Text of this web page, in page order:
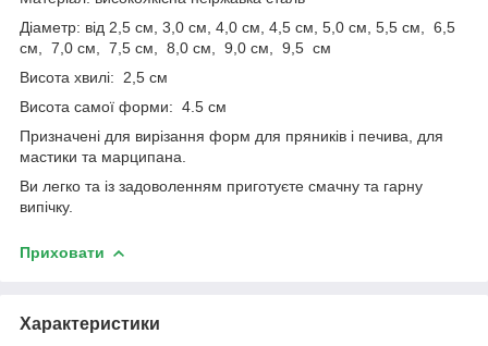
Діаметр: від 2,5 см, 3,0 см, 4,0 см, 4,5 см, 5,0 см, 5,5 см, 6,5
см, 7,0 см, 7,5 см, 8,0 см, 9,0 см, 9,5 см
Висота хвилі: 2,5 см
Висота самої форми: 4.5 см
Призначені для вирізання форм для пряників і печива, для
мастики та марципана.
Ви легко та із задоволенням приготуєте смачну та гарну
випічку.
Приховати
Характеристики